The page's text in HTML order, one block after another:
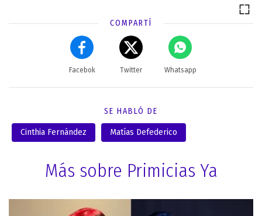
COMPARTÍ
Facebok Twitter Whatsapp
SE HABLÓ DE
Cinthia Fernández Matías Defederico
Más sobre Primicias Ya